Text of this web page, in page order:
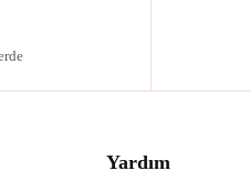
Yardım